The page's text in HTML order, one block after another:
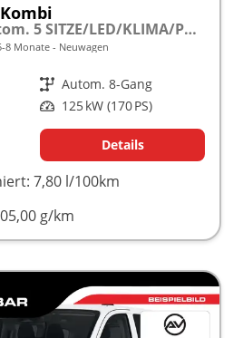
2.0 TDI 170 PS Autom. 5 SITZE/LED/KLIMA/PDC/LANE ASSIST frei konfigurierbar!
8 Monate Neuwagen
Getriebe Autom. 8-Gang
Leistung 125 kW (170 PS)
Details
7,80 l/100km
g/km